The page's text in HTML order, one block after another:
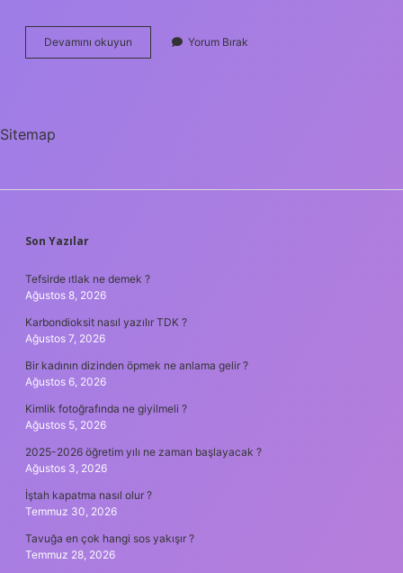
Devamını okuyun
Telefon
Yorum Bırak
Sitemap
SIDEBAR
Son Yazılar
Tefsirde ıtlak ne demek ?
Ağustos 8, 2026
Karbondioksit nasıl yazılır TDK ?
Ağustos 7, 2026
Bir kadının dizinden öpmek ne anlama gelir ?
Ağustos 6, 2026
Kimlik fotoğrafında ne giyilmeli ?
Ağustos 5, 2026
2025-2026 öğretim yılı ne zaman başlayacak ?
Ağustos 3, 2026
İştah kapatma nasıl olur ?
Temmuz 30, 2026
Tavuğa en çok hangi sos yakışır ?
Temmuz 28, 2026